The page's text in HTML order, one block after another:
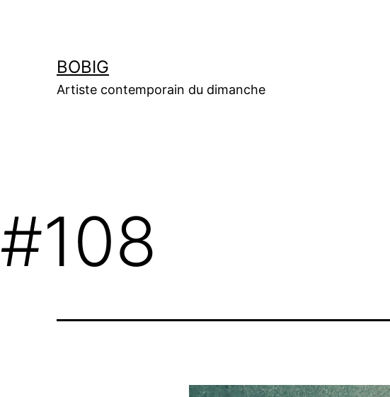
BOBIG
Artiste contemporain du dimanche
#108